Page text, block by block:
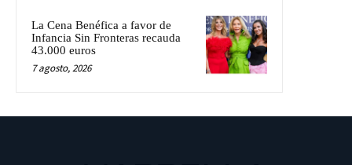
La Cena Benéfica a favor de
Infancia Sin Fronteras recauda
43.000 euros
7 agosto, 2026